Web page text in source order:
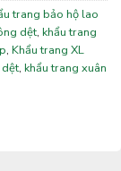
trang bảo hộ lao
dệt, khẩu trang
, Khẩu trang XL
dệt, khẩu trang xuân